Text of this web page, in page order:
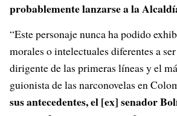
probablemente lanzarse a la
“Este personaje nunca ha podido
morales o intelectuales diferentes a
dirigente de las primeras líneas y el
guionista de las narconovelas en
sus antecedentes, el [ex] senador